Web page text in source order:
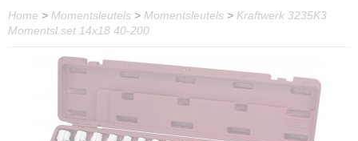
Home > Momentsleutels > Momentsleutels > Kraftwerk 3235K3
Momentsl.set 14x18 40-200